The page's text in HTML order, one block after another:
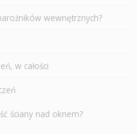
wewnętrznych?
w całości
ściany nad oknem?